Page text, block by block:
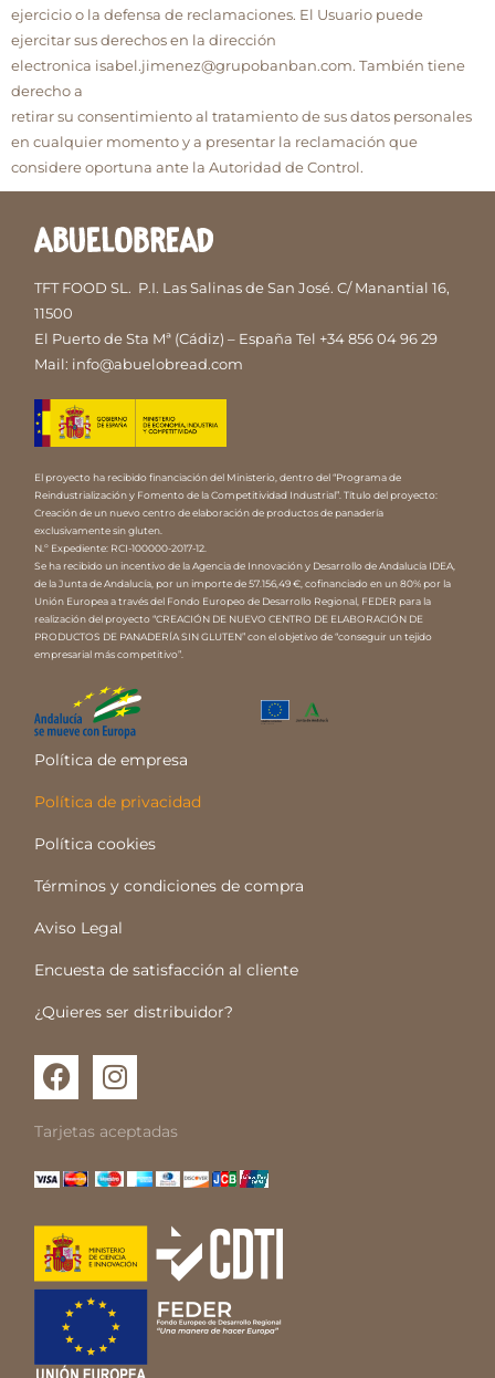
ejercicio o la defensa de reclamaciones. El Usuario puede
ejercitar sus derechos en la dirección
electronica isabel.jimenez@grupobanban.com. También tiene
derecho a
retirar su consentimiento al tratamiento de sus datos personales
en cualquier momento y a presentar la reclamación que
considere oportuna ante la Autoridad de Control.
TFT FOOD SL. P.I. Las Salinas de San José. C/ Manantial 16,
11500
El Puerto de Sta Mª (Cádiz) – España Tel +34 856 04 96 29
Mail: info@abuelobread.com
El proyecto ha recibido financiación del Ministerio, dentro del “Programa de
Reindustrialización y Fomento de la Competitividad Industrial”. Título del proyecto:
Creación de un nuevo centro de elaboración de productos de panadería
exclusivamente sin gluten.
N.º Expediente: RCI-100000-2017-12.
Se ha recibido un incentivo de la Agencia de Innovación y Desarrollo de Andalucía IDEA,
de la Junta de Andalucía, por un importe de 57.156,49 €, cofinanciado en un 80% por la
Unión Europea a través del Fondo Europeo de Desarrollo Regional, FEDER para la
realización del proyecto “CREACIÓN DE NUEVO CENTRO DE ELABORACIÓN DE
PRODUCTOS DE PANADERÍA SIN GLUTEN” con el objetivo de “conseguir un tejido
empresarial más competitivo”.
Política de empresa
Política de privacidad
Política cookies
Términos y condiciones de compra
Aviso Legal
Encuesta de satisfacción al cliente
¿Quieres ser distribuidor?
F
a
c
e
b
o
k
I
n
s
t
a
r
a
m
Tarjetas aceptadas